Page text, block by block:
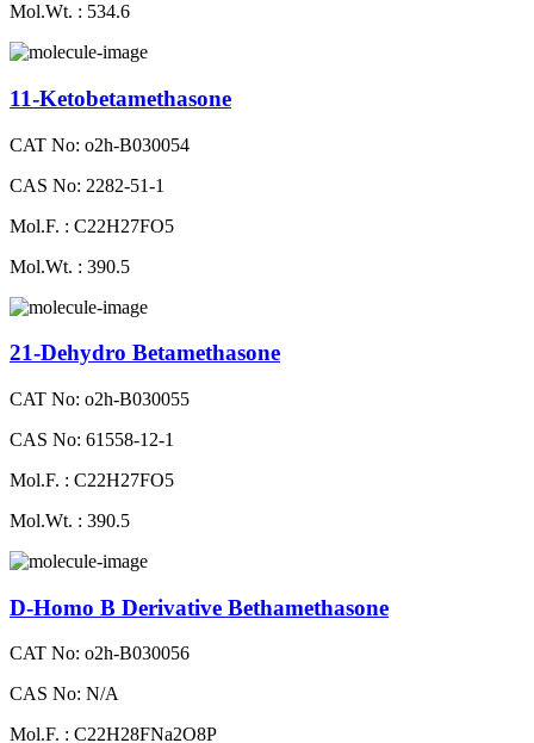
Mol.Wt. : 534.6
11-Ketobetamethasone
CAT No: o2h-B030054
CAS No: 2282-51-1
Mol.F. : C22H27FO5
Mol.Wt. : 390.5
21-Dehydro Betamethasone
CAT No: o2h-B030055
CAS No: 61558-12-1
Mol.F. : C22H27FO5
Mol.Wt. : 390.5
D-Homo B Derivative Bethamethasone
CAT No: o2h-B030056
CAS No: N/A
Mol.F. : C22H28FNa2O8P